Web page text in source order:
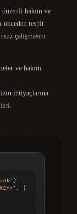
bakım ve
önceden tespit
çalışmasını
ve bakım
ihtiyaçlarına